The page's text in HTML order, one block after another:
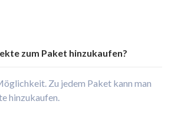
zum Paket hinzukaufen?
Zu jedem Paket kann man
hinzukaufen.